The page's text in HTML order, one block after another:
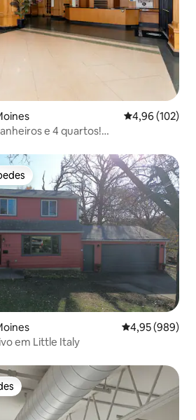
4,96 de uma
4,96 (102)
e 4 quartos!
dos hóspedes
4,95 de uma
4,95 (989)
em Little Italy